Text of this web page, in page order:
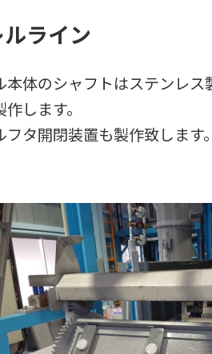
ライン
本体のシャフトはステンレ
します。
フタ開閉装置も製作致します。